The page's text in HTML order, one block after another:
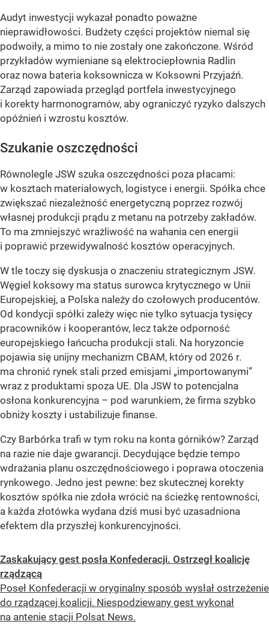
Audyt inwestycji wykazał ponadto poważne
nieprawidłowości. Budżety części projektów niemal się
podwoiły, a mimo to nie zostały one zakończone. Wśród
przykładów wymieniane są elektrociepłownia Radlin
oraz nowa bateria koksownicza w Koksowni Przyjaźń.
Zarząd zapowiada przegląd portfela inwestycyjnego
i korekty harmonogramów, aby ograniczyć ryzyko dalszych
opóźnień i wzrostu kosztów.
Szukanie oszczędności
Równolegle JSW szuka oszczędności poza płacami:
w kosztach materiałowych, logistyce i energii. Spółka chce
zwiększać niezależność energetyczną poprzez rozwój
własnej produkcji prądu z metanu na potrzeby zakładów.
To ma zmniejszyć wrażliwość na wahania cen energii
i poprawić przewidywalność kosztów operacyjnych.
W tle toczy się dyskusja o znaczeniu strategicznym JSW.
Węgiel koksowy ma status surowca krytycznego w Unii
Europejskiej, a Polska należy do czołowych producentów.
Od kondycji spółki zależy więc nie tylko sytuacja tysięcy
pracowników i kooperantów, lecz także odporność
europejskiego łańcucha produkcji stali. Na horyzoncie
pojawia się unijny mechanizm CBAM, który od 2026 r.
ma chronić rynek stali przed emisjami „importowanymi”
wraz z produktami spoza UE. Dla JSW to potencjalna
osłona konkurencyjna – pod warunkiem, że firma szybko
obniży koszty i ustabilizuje finanse.
Czy Barbórka trafi w tym roku na konta górników? Zarząd
na razie nie daje gwarancji. Decydujące będzie tempo
wdrażania planu oszczędnościowego i poprawa otoczenia
rynkowego. Jedno jest pewne: bez skutecznej korekty
kosztów spółka nie zdoła wrócić na ścieżkę rentowności,
a każda złotówka wydana dziś musi być uzasadniona
efektem dla przyszłej konkurencyjności.
Zaskakujący gest posła Konfederacji. Ostrzegł koalicję
rządzącą
Poseł Konfederacji w oryginalny sposób wysłał ostrzeżenie
do rządzącej koalicji. Niespodziewany gest wykonał
na antenie stacji Polsat News.